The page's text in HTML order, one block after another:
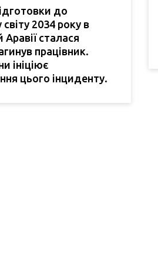
до
2034 року в
Аравії сталася
працівник.
ініціює
цього інциденту.